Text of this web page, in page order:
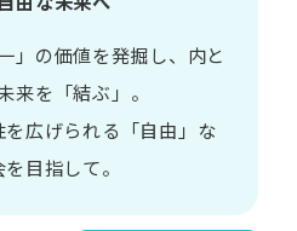
」の​価値を​発掘し、 内と​
来を​「結ぶ」。
広げられる 「自由」な​
目指して。​